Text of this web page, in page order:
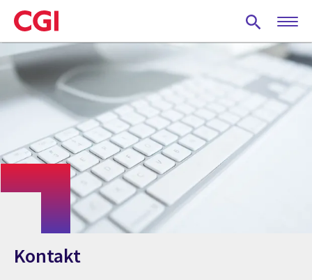
Skip
to
main
content
Kontakt